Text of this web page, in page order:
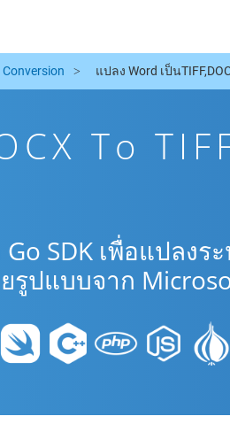
Conversion แปลง Word เป็น
To
SDK เพื่อแปลงระ
รูปแบบจาก